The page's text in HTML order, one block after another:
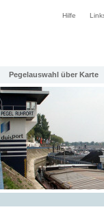
Hilfe
Pegelauswahl über Karte